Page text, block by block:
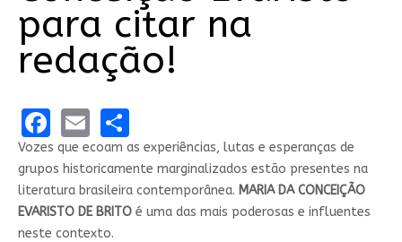
para citar na
redação!
Facebook
EmailShare
Vozes que ecoam as experiências, lutas e esperanças de
grupos historicamente marginalizados estão presentes na
literatura brasileira contemporânea. MARIA DA CONCEIÇÃO
EVARISTO DE BRITOé uma das mais poderosas e influentes
neste contexto.